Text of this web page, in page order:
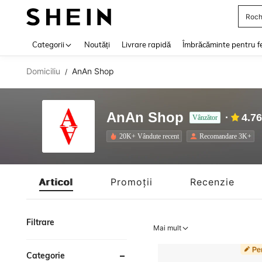
Categorii Noutăți Livrare rapidă Îmbrăcăminte pentru
Domiciliu / AnAn Shop
AnAn Shop Vânzător 4.76
20K+ Vândute recent Recomandare 3K+
Articol Promoții Recenzie
Filtrare
Categorie
Mai mult